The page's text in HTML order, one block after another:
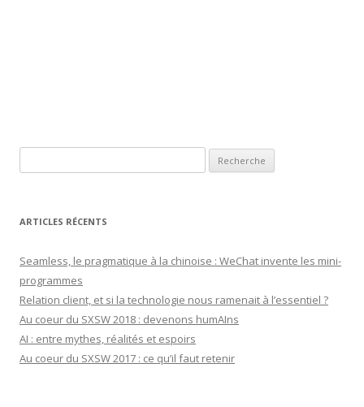
ARTICLES RÉCENTS
Seamless, le pragmatique à la chinoise : WeChat invente les mini-
programmes
Relation client, et si la technologie nous ramenait à l’essentiel ?
Au coeur du SXSW 2018 : devenons humAIns
AI : entre mythes, réalités et espoirs
Au coeur du SXSW 2017 : ce qu’il faut retenir